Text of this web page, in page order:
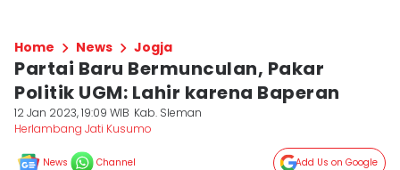
Home News Jogja
Partai Baru Bermunculan, Pakar
Politik UGM: Lahir karena Baperan
12 Jan 2023, 19:09 WIB Kab. Sleman
Herlambang Jati Kusumo
News Channel Add Us on Google